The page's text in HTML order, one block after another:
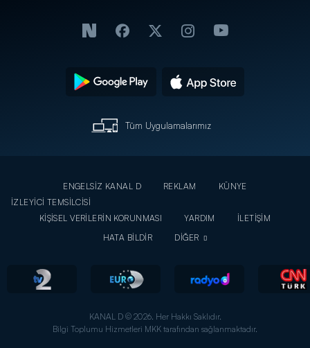
Tüm Uygulamalarımız
ENGELSİZ KANAL D REKLAM
KÜNYE
İZLEYİCİ TEMSİLCİSİ
KİŞİSEL VERİLERİN KORUNMASI
YARDIM
İLETİŞİM
HATA BİLDİR
DİĞER
KANAL D © 2026. Her Hakkı Saklıdır.
Bilgi Toplumu Hizmetleri MKK tarafından sağlanmaktadır.